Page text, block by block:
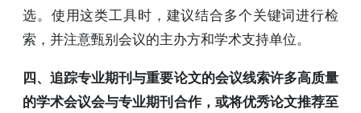
选。使用这类工具时，建议结合多个关键词进行检
索，并注意甄别会议的主办方和学术支持单位。
四、追踪专业期刊与重要论文的会议线索许多高质量
的学术会议会与专业期刊合作，或将优秀论文推荐至